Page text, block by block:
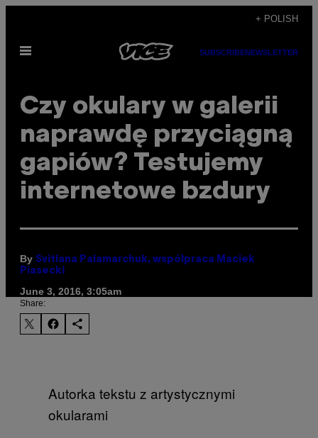
content
+ POLISH
Open
SUBSCRIBENEWSLETTER
​Czy okulary w galerii
naprawdę przyciągną
gapiów? Testujemy
internetowe bzdury
By Svitlana Palamarchuk, współpraca Maciek
Piasecki
June 3, 2016, 3:05am
Share:
Autorka tekstu z artystycznymi
okularami